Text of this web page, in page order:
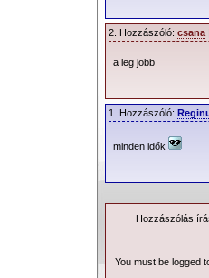
2. Hozzászóló: csana
a leg jobb
1. Hozzászóló:
minden idők
Hozzászólás
You must be logged